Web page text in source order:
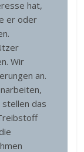
hat,
er oder
Wir
an.
das